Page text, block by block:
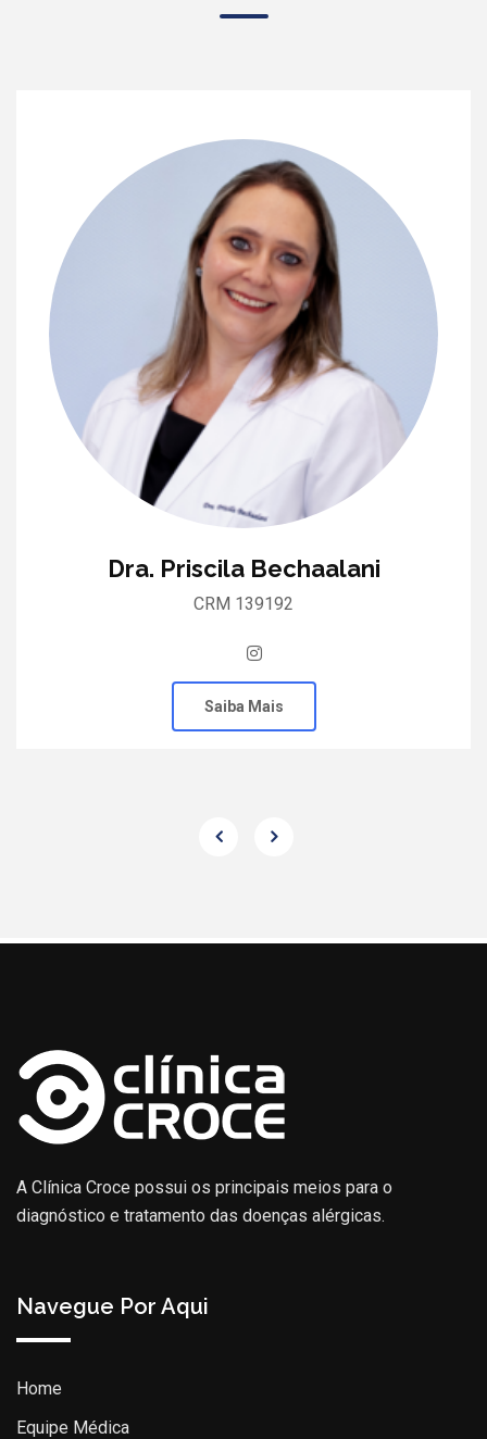
Dra. Priscila Bechaalani
CRM 139192
Saiba Mais
A Clínica Croce possui os principais meios para o
diagnóstico e tratamento das doenças alérgicas.
Navegue Por Aqui
Home
Equipe Médica